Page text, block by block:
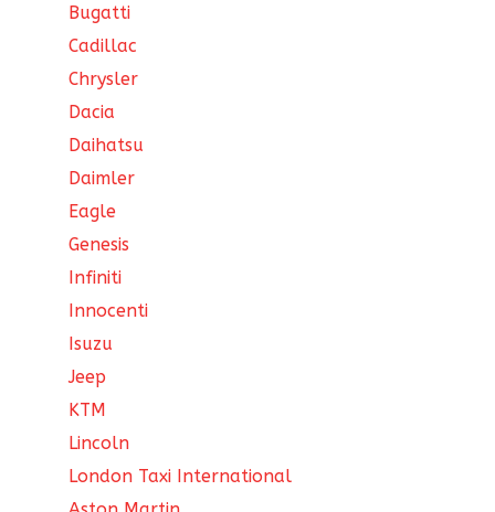
Bugatti
Cadillac
Chrysler
Dacia
Daihatsu
Daimler
Eagle
Genesis
Infiniti
Innocenti
Isuzu
Jeep
KTM
Lincoln
London Taxi International